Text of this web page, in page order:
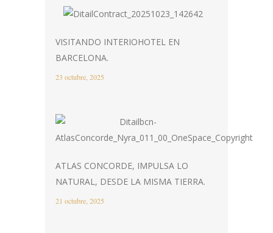
VISITANDO INTERIOHOTEL EN
BARCELONA.
23 octubre, 2025
ATLAS CONCORDE, IMPULSA LO
NATURAL, DESDE LA MISMA TIERRA.
21 octubre, 2025